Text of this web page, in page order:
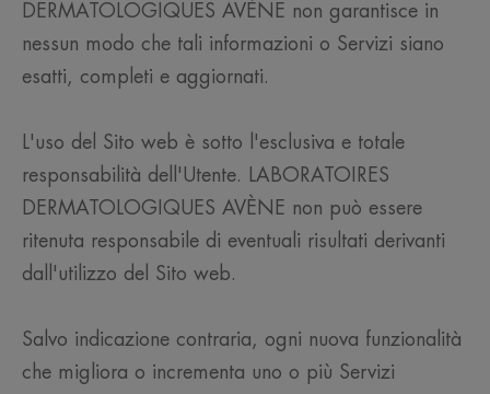
DERMATOLOGIQUES AVÈNE non garantisce in
nessun modo che tali informazioni o Servizi siano
esatti, completi e aggiornati.
L'uso del Sito web è sotto l'esclusiva e totale
responsabilità dell'Utente. LABORATOIRES
DERMATOLOGIQUES AVÈNE non può essere
ritenuta responsabile di eventuali risultati derivanti
dall'utilizzo del Sito web.
Salvo indicazione contraria, ogni nuova funzionalità
che migliora o incrementa uno o più Servizi